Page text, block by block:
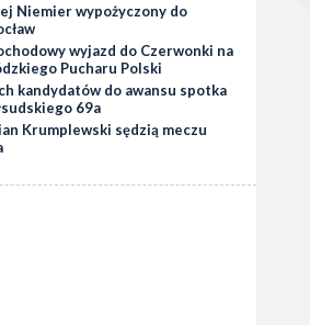
Niemier wypożyczony do
wyjazd do Czerwonki na
Pucharu Polski
kandydatów do awansu spotka
69a
Krumplewski sędzią meczu